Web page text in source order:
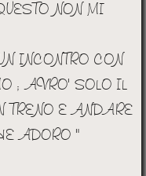
NON MI
INCONTRO CON
; AVRO' SOLO IL
TRENO E ANDARE
ADORO "